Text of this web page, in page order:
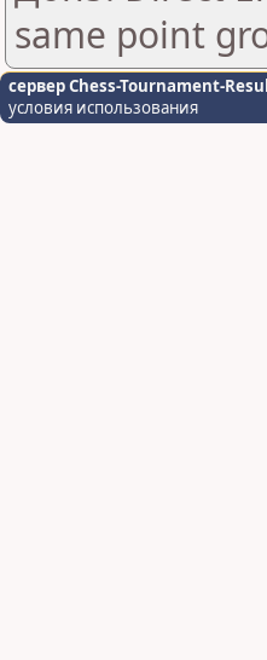
same point
сервер Chess-Tournament-
условия использования